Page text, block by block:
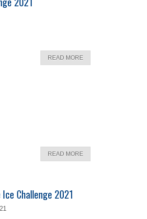
READ MORE
READ MORE
Challenge 2021